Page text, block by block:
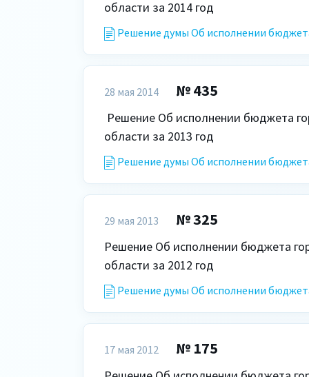
области за 2014 год
Решение думы Об исполнении
28 мая 2014 № 435
области за 2013 год
Решение думы Об исполнении
29 мая 2013 № 325
Решение Об исполнении бюджета
области за 2012 год
Решение думы Об исполнении
17 мая 2012 № 175